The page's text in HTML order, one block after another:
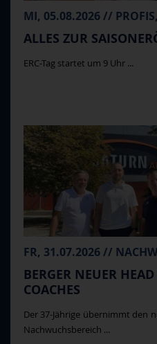
MI, 05.08.2026 //
ALLES ZUR
ERC-Tag startet um 9 Uhr ...
FR, 31.07.2026 //
BERGER NEUER
COACHES
Der 37-Jährige übernimmt den
Nachwuchsbereich ...